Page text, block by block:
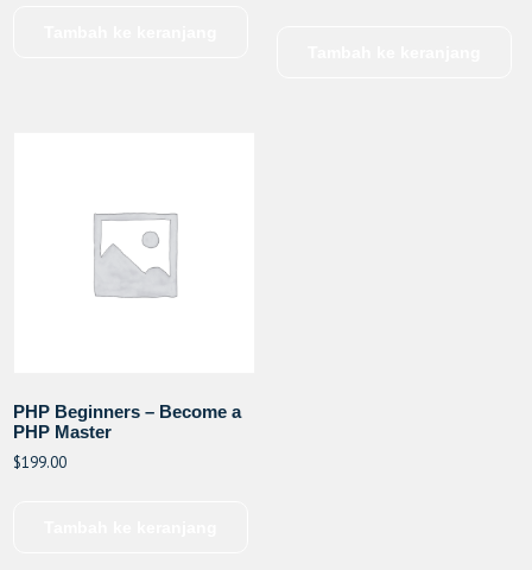
PHP Beginners – Become a
PHP Master
$199.00